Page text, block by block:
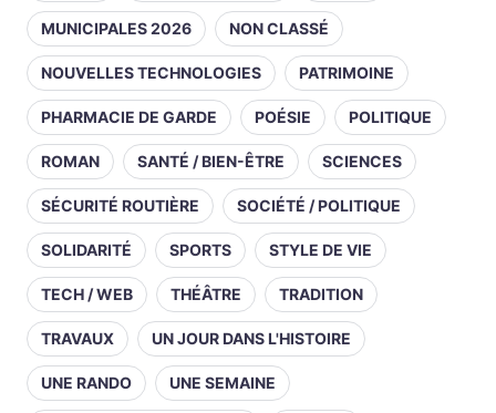
MUNICIPALES 2026 NON CLASSÉ
NOUVELLES TECHNOLOGIES PATRIMOINE
PHARMACIE DE GARDE POÉSIE POLITIQUE
ROMAN SANTÉ / BIEN-ÊTRE SCIENCES
SÉCURITÉ ROUTIÈRE SOCIÉTÉ / POLITIQUE
SOLIDARITÉ SPORTS STYLE DE VIE
TECH / WEB THÉÂTRE TRADITION
TRAVAUX UN JOUR DANS L'HISTOIRE
UNE RANDO UNE SEMAINE